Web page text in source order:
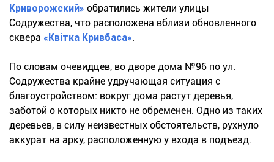
Криворожский» обратились жители улицы
Содружества, что расположена вблизи обновленного
сквера «Квiтка Кривбаса».
По словам очевидцев, во дворе дома №96 по ул.
Содружества крайне удручающая ситуация с
благоустройством: вокруг дома растут деревья,
заботой о которых никто не обременен. Одно из таких
деревьев, в силу неизвестных обстоятельств, рухнуло
аккурат на арку, расположенную у входа в подъезд.